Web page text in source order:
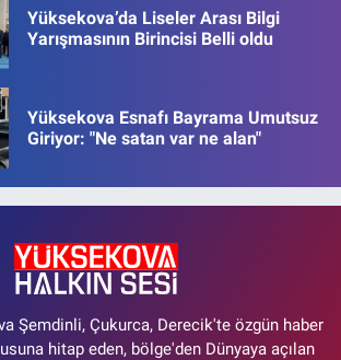
Yüksekova’da Liseler Arası Bilgi
Yarışmasının Birincisi Belli oldu
Yüksekova Esnafı Bayrama Umutsuz
Giriyor: "Ne satan var ne alan"
Şemdinli, Çukurca, Derecik'te özgün haber
hitap eden, bölge'den Dünyaya açılan